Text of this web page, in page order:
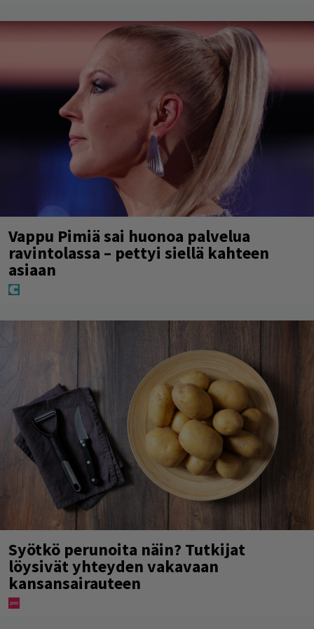
Vappu Pimiä sai huonoa palvelua
ravintolassa – pettyi siellä kahteen
asiaan
Syötkö perunoita näin? Tutkijat
löysivät yhteyden vakavaan
kansansairauteen